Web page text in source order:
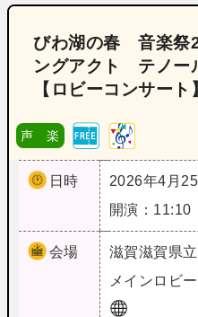
びわ湖の春 音楽祭
ングアクト テノー
【ロビーコンサート】
声 楽
日時
2026年4月25
開演：11:10
会場 滋賀滋賀県
メインロビー